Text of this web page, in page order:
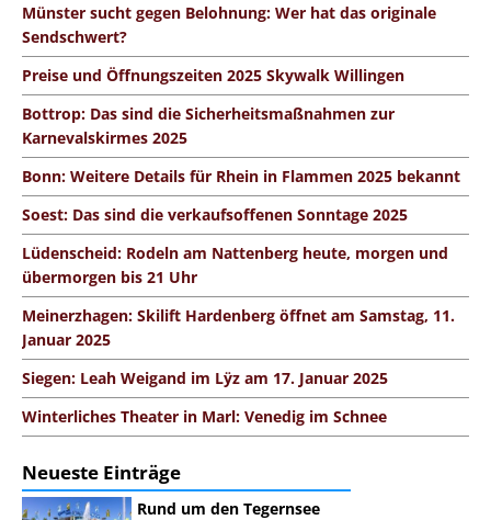
Münster sucht gegen Belohnung: Wer hat das originale
Sendschwert?
Preise und Öffnungszeiten 2025 Skywalk Willingen
Bottrop: Das sind die Sicherheitsmaßnahmen zur
Karnevalskirmes 2025
Bonn: Weitere Details für Rhein in Flammen 2025 bekannt
Soest: Das sind die verkaufsoffenen Sonntage 2025
Lüdenscheid: Rodeln am Nattenberg heute, morgen und
übermorgen bis 21 Uhr
Meinerzhagen: Skilift Hardenberg öffnet am Samstag, 11.
Januar 2025
Siegen: Leah Weigand im Lÿz am 17. Januar 2025
Winterliches Theater in Marl: Venedig im Schnee
Neueste Einträge
Rund um den Tegernsee